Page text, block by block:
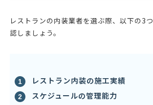
レストランの内装業者を選ぶ際、以下の3
認しましょう。
レストラン内装の施工実績
スケジュールの管理能力